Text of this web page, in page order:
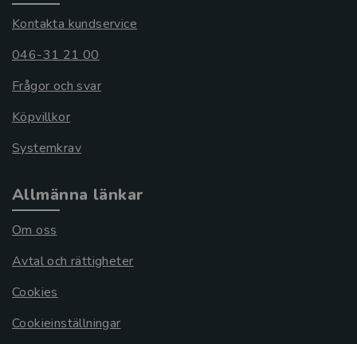
Kontakta kundservice
046-31 21 00
Frågor och svar
Köpvillkor
Systemkrav
Allmänna länkar
Om oss
Avtal och rättigheter
Cookies
Cookieinställningar